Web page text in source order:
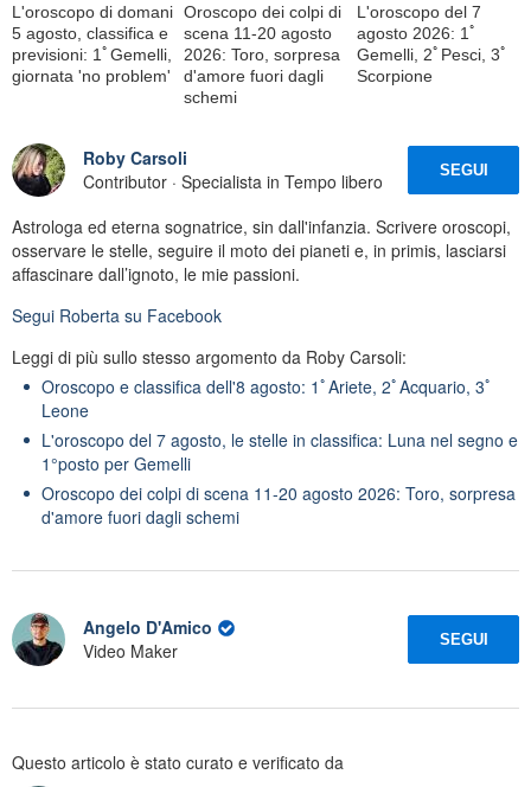
L'oroscopo di domani
5 agosto, classifica e
previsioni: 1ﾟGemelli,
giornata 'no problem'
Oroscopo dei colpi di
scena 11-20 agosto
2026: Toro, sorpresa
d'amore fuori dagli
schemi
L'oroscopo del 7
agosto 2026: 1ﾟ
Gemelli, 2ﾟPesci, 3ﾟ
Scorpione
Roby Carsoli
Contributor · Specialista in Tempo libero
SEGUI
Astrologa ed eterna sognatrice, sin dall'infanzia. Scrivere oroscopi,
osservare le stelle, seguire il moto dei pianeti e, in primis, lasciarsi
affascinare dall’ignoto, le mie passioni.
Segui Roberta su Facebook
Leggi di più sullo stesso argomento da Roby Carsoli:
Oroscopo e classifica dell'8 agosto: 1ﾟAriete, 2ﾟAcquario, 3ﾟ
Leone
L'oroscopo del 7 agosto, le stelle in classifica: Luna nel segno e
1°posto per Gemelli
Oroscopo dei colpi di scena 11-20 agosto 2026: Toro, sorpresa
d'amore fuori dagli schemi
Angelo D'Amico
Video Maker
SEGUI
Questo articolo è stato curato e verificato da